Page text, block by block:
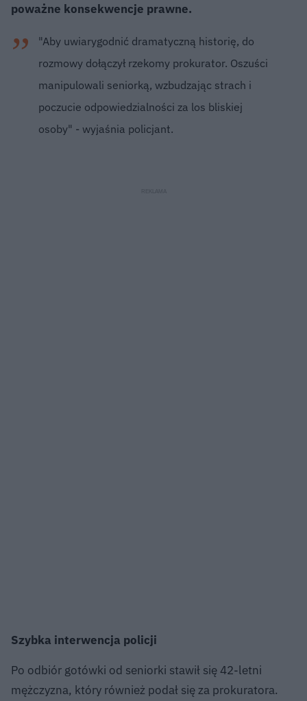
poważne konsekwencje prawne.
"Aby uwiarygodnić dramatyczną historię, do
rozmowy dołączył rzekomy prokurator. Oszuści
manipulowali seniorką, wzbudzając strach i
poczucie odpowiedzialności za los bliskiej
osoby" - wyjaśnia policjant.
Szybka interwencja policji
Po odbiór gotówki od seniorki stawił się 42-letni
mężczyzna, który również podał się za prokuratora.